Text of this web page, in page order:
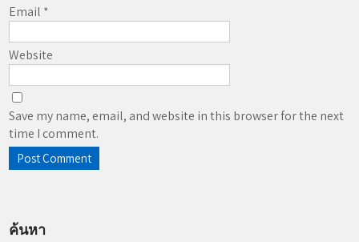
Email *
Website
Save my name, email, and website in this browser for the next
time I comment.
ค้นหา